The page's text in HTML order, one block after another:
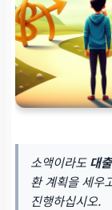
소액이라도대
환 계획을 세우
진행하십시오.